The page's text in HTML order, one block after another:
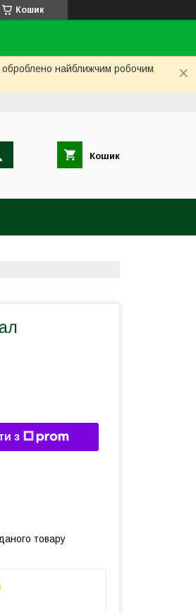
Кошик
оброблено найближчим робочим
Кошик
з
товару